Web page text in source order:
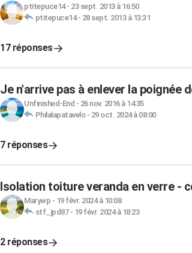
ptitepuce14- 23 sept. 2013 à 16:50
ptitepuce14- 28 sept. 2013 à 13:31
17 réponses
Je n'arrive pas à enlever la poignée
Unfinished-End - 26 nov. 2016 à 14:35
Philalapatavelo- 29 oct. 2024 à 08:00
7 réponses
Isolation toiture veranda en verre -
Marywp - 19 févr. 2024 à 10:08
stf_jpd87- 19 févr. 2024 à 18:23
2 réponses